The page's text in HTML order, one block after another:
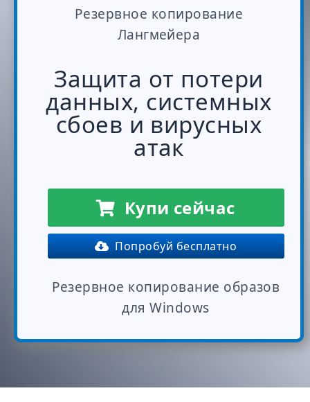
Резервное копирование
Лангмейера
Защита от потери
данных, системных
сбоев и вирусных
атак
Купи сейчас
Попробуй бесплатно
Резервное копирование образов
для Windows